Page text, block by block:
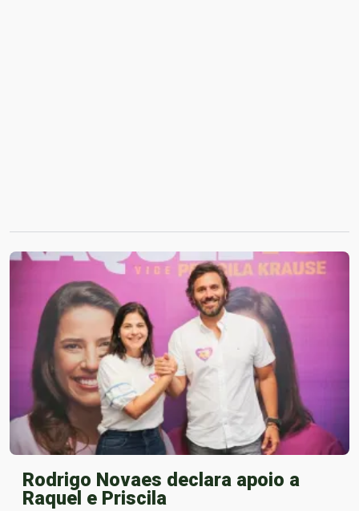
Rodrigo Novaes declara apoio a
Raquel e Priscila